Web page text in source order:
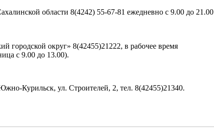
области 8(4242) 55-67-81 ежедневно с 9.00 до 21.00
округ» 8(42455)21222, в рабочее время
с 9.00 до 13.00).
Курильск, ул. Строителей, 2, тел. 8(42455)21340.